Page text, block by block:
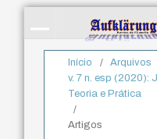
Início / Arquivos
v. 7 n. esp (2020):
Teoria e Prática
/
Artigos